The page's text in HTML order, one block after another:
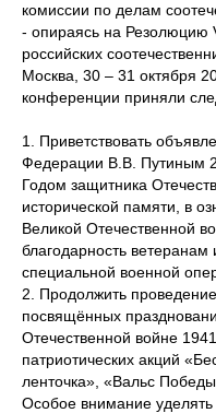
комиссии по делам
- опираясь на Резолюцию
российских
Москва, 30 – 31 октября
конференции приняли
1. Приветствовать
Федерации В.В. Путиным
Годом защитника
исторической памяти, в
Великой Отечественной
благодарность ветеранам
специальной военной
2. Продолжить
посвящённых
Отечественной войне
патриотических акций
ленточка», «Вальс
Особое внимание